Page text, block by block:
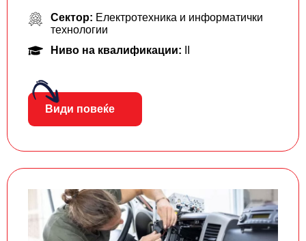
Сектор: Електротехника и информатички
технологии
Ниво на квалификации:
Види повеќе